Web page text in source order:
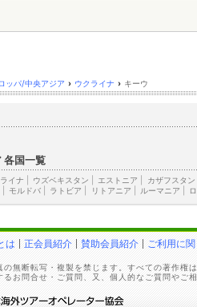
ッパ/中央アジア › ウクライナ › キーウ
各国一覧
イナ ウズベキスタン エストニア カザフスタン
モルドバ ラトビア リトアニア ルーマニア
は 正会員紹介 賛助会員紹介 ご利用に
の無断転写・複製を禁じます。すべての著作権
お問合せ・ご質問、又、個人的なご質問やご